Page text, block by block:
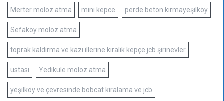
Merter moloz atma mini kepce perde beton kırmayeşilköy
Sefaköy moloz atma
toprak kaldırma ve kazı illerine kiralık kepçe jcb şirinevler
ustası Yedikule moloz atma
yeşilköy ve çevresinde bobcat kiralama ve jcb